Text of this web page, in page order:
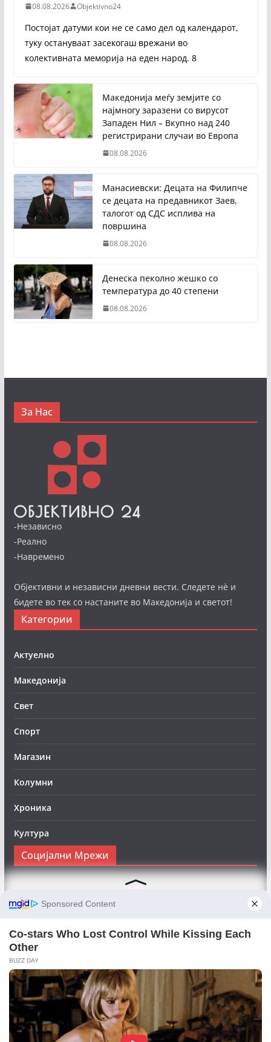
08.08.2026 Objektivno24
Постојат датуми кои не се само дел од календарот,
туку остануваат засекогаш врежани во
колективната меморија на еден народ. 8
Македонија меѓу земјите со
најмногу заразени со вирусот
Западен Нил – Вкупно над 240
регистрирани случаи во Европа
08.08.2026
Манасиевски: Децата на Филипче
се децата на предавникот Заев,
талогот од СДС исплива на
површина
08.08.2026
Денеска пеколно жешко со
температура до 40 степени
08.08.2026
За Нас
-Независно
-Реално
-Навремено
Објективни и независни дневни вести. Следете нè и
бидете во тек со настаните во Македонија и светот!
Категории
Актуелно
Македонија
Свет
Спорт
Магазин
Колумни
Хроника
Култура
Социјални Мрежи
Следете нè на Фејсбук за да сте во тек со најновите